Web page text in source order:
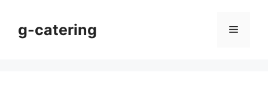
contentg-catering Menu